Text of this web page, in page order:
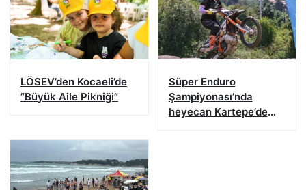
LÖSEV’den Kocaeli’de
”Büyük Aile Pikniği”
Süper Enduro
Şampiyonası’nda
heyecan Kartepe’de